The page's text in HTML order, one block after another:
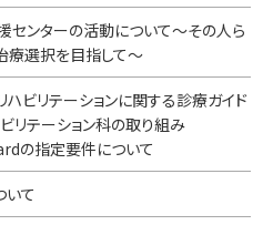
センターの活動について～その人ら
療選択を目指して～
ビリテーションに関する診療ガイド
リテーション科の取り組み
の指定要件について
て